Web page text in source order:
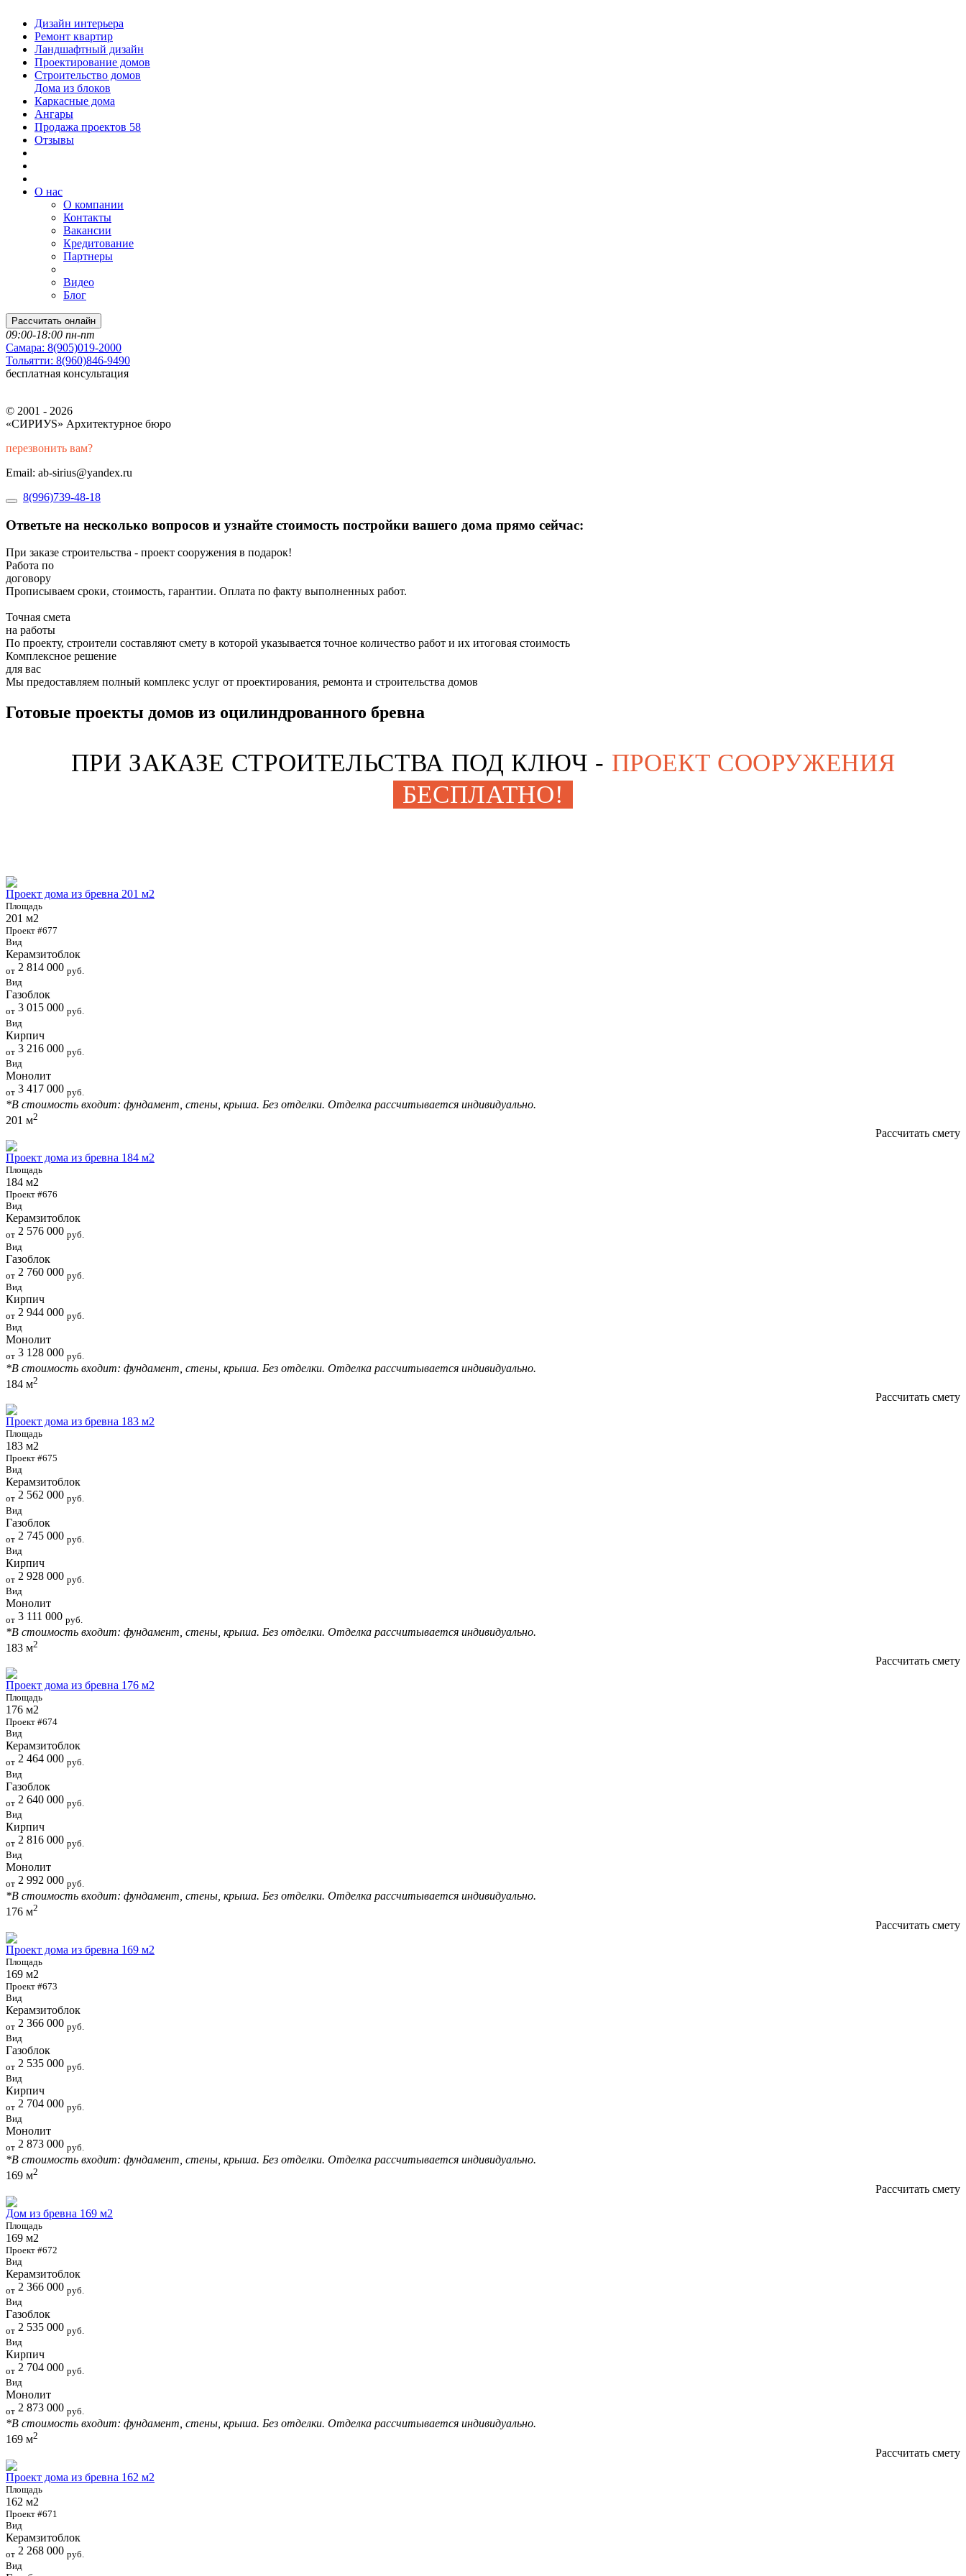
Дизайн интерьера
Ремонт квартир
Ландшафтный дизайн
Проектирование домов
Строительство домов
Дома из блоков
Каркасные дома
Ангары
Продажа проектов 58
Отзывы
О нас
О компании
Контакты
Вакансии
Кредитование
Партнеры
Видео
Блог
Рассчитать онлайн
09:00-18:00 пн-пт
Самара: 8(905)019-2000
Тольятти: 8(960)846-9490
бесплатная консультация
© 2001 - 2026
«СИРИУS» Архитектурное бюро
перезвонить вам?
Email: ab-sirius@yandex.ru
8(996)739-48-18
Ответьте на несколько вопросов и узнайте стоимость постройки вашего дома прямо сейчас:
При заказе строительства - проект сооружения в подарок!
Работа по
договору
Прописываем сроки, стоимость, гарантии. Оплата по факту выполненных работ.
Точная смета
на работы
По проекту, строители составляют смету в которой указывается точное количество работ и их итоговая стоимость
Комплексное решение
для вас
Мы предоставляем полный комплекс услуг от проектирования, ремонта и строительства домов
Готовые проекты домов из оцилиндрованного бревна
ПРИ ЗАКАЗЕ СТРОИТЕЛЬСТВА ПОД КЛЮЧ - ПРОЕКТ СООРУЖЕНИЯ
БЕСПЛАТНО!
Проект дома из бревна 201 м2
Площадь
201 м2
Проект #677
Вид
Керамзитоблок
от 2 814 000 руб.
Вид
Газоблок
от 3 015 000 руб.
Вид
Кирпич
от 3 216 000 руб.
Вид
Монолит
от 3 417 000 руб.
*В стоимость входит: фундамент, стены, крыша. Без отделки. Отделка рассчитывается индивидуально.
201 м2
Рассчитать смету
Проект дома из бревна 184 м2
Площадь
184 м2
Проект #676
Вид
Керамзитоблок
от 2 576 000 руб.
Вид
Газоблок
от 2 760 000 руб.
Вид
Кирпич
от 2 944 000 руб.
Вид
Монолит
от 3 128 000 руб.
*В стоимость входит: фундамент, стены, крыша. Без отделки. Отделка рассчитывается индивидуально.
184 м2
Рассчитать смету
Проект дома из бревна 183 м2
Площадь
183 м2
Проект #675
Вид
Керамзитоблок
от 2 562 000 руб.
Вид
Газоблок
от 2 745 000 руб.
Вид
Кирпич
от 2 928 000 руб.
Вид
Монолит
от 3 111 000 руб.
*В стоимость входит: фундамент, стены, крыша. Без отделки. Отделка рассчитывается индивидуально.
183 м2
Рассчитать смету
Проект дома из бревна 176 м2
Площадь
176 м2
Проект #674
Вид
Керамзитоблок
от 2 464 000 руб.
Вид
Газоблок
от 2 640 000 руб.
Вид
Кирпич
от 2 816 000 руб.
Вид
Монолит
от 2 992 000 руб.
*В стоимость входит: фундамент, стены, крыша. Без отделки. Отделка рассчитывается индивидуально.
176 м2
Рассчитать смету
Проект дома из бревна 169 м2
Площадь
169 м2
Проект #673
Вид
Керамзитоблок
от 2 366 000 руб.
Вид
Газоблок
от 2 535 000 руб.
Вид
Кирпич
от 2 704 000 руб.
Вид
Монолит
от 2 873 000 руб.
*В стоимость входит: фундамент, стены, крыша. Без отделки. Отделка рассчитывается индивидуально.
169 м2
Рассчитать смету
Дом из бревна 169 м2
Площадь
169 м2
Проект #672
Вид
Керамзитоблок
от 2 366 000 руб.
Вид
Газоблок
от 2 535 000 руб.
Вид
Кирпич
от 2 704 000 руб.
Вид
Монолит
от 2 873 000 руб.
*В стоимость входит: фундамент, стены, крыша. Без отделки. Отделка рассчитывается индивидуально.
169 м2
Рассчитать смету
Проект дома из бревна 162 м2
Площадь
162 м2
Проект #671
Вид
Керамзитоблок
от 2 268 000 руб.
Вид